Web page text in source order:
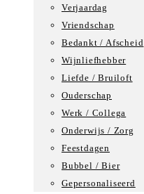
Verjaardag
Vriendschap
Bedankt / Afscheid
Wijnliefhebber
Liefde / Bruiloft
Ouderschap
Werk / Collega
Onderwijs / Zorg
Feestdagen
Bubbel / Bier
Gepersonaliseerd